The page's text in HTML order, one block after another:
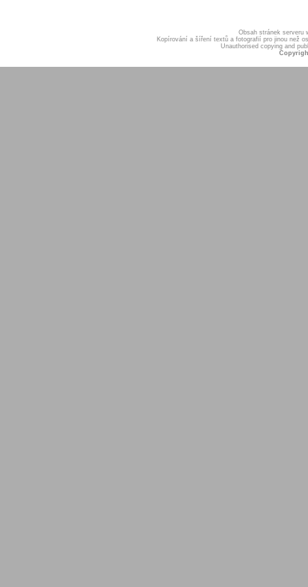
Obsah stránek serveru
Kopírování a šíření textů a fotografií pro jinou než
Unauthorised copying and